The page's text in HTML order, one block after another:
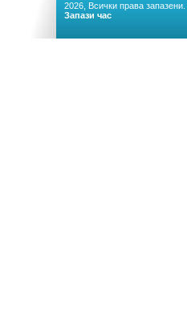
2026, Всички права запазени.
Запази час